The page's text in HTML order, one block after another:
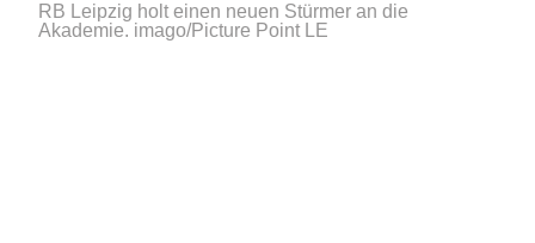
RB Leipzig holt einen neuen Stürmer an die
Akademie. imago/Picture Point LE